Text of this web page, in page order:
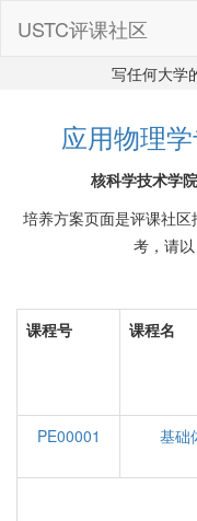
USTC评课社区
写任何大学
应用物理
核科学技术学
培养方案页面是评课社
考，请以
课程号 课程名
PE00001
基础